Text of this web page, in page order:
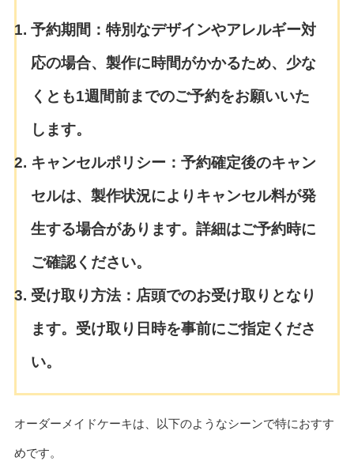
予約期間： 特別なデザインやアレルギー対
応の場合、製作に時間がかかるため、少な
くとも1週間前までのご予約をお願いいた
します。
キャンセルポリシー： 予約確定後のキャン
セルは、製作状況によりキャンセル料が発
生する場合があります。詳細はご予約時に
ご確認ください。
受け取り方法： 店頭でのお受け取りとなり
ます。受け取り日時を事前にご指定くださ
い。
オーダーメイドケーキは、以下のようなシーンで特におすす
めです。